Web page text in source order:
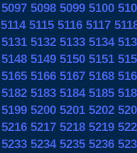
5097 5098 5099 5100
5114 5115 5116 5117
5131 5132 5133 5134
5148 5149 5150 5151
5165 5166 5167 5168
5182 5183 5184 5185
5199 5200 5201 5202
5216 5217 5218 5219
5233 5234 5235 5236